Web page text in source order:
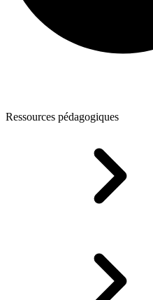
Ressources pédagogiques